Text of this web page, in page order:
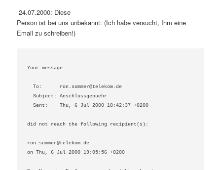
24.07.2000: Diese
Person ist bei uns unbekannt: (Ich habe versucht, Ihm eine
Email zu schreiben!)
Your message
  To:      ron.sommer@telekom.de
  Subject: Anschlussgebuehr
  Sent:    Thu, 6 Jul 2000 18:42:37 +0200
did not reach the following recipient(s):
ron.sommer@telekom.de
on Thu, 6 Jul 2000 19:05:56 +0200